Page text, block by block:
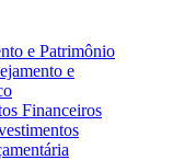
e Patrimônio
e
Financeiros